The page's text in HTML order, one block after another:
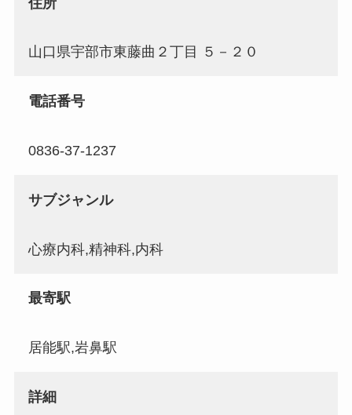
山口県宇部市東藤曲２丁目 ５－２０
電話番号
0836-37-1237
サブジャンル
心療内科,精神科,内科
最寄駅
居能駅,岩鼻駅
詳細